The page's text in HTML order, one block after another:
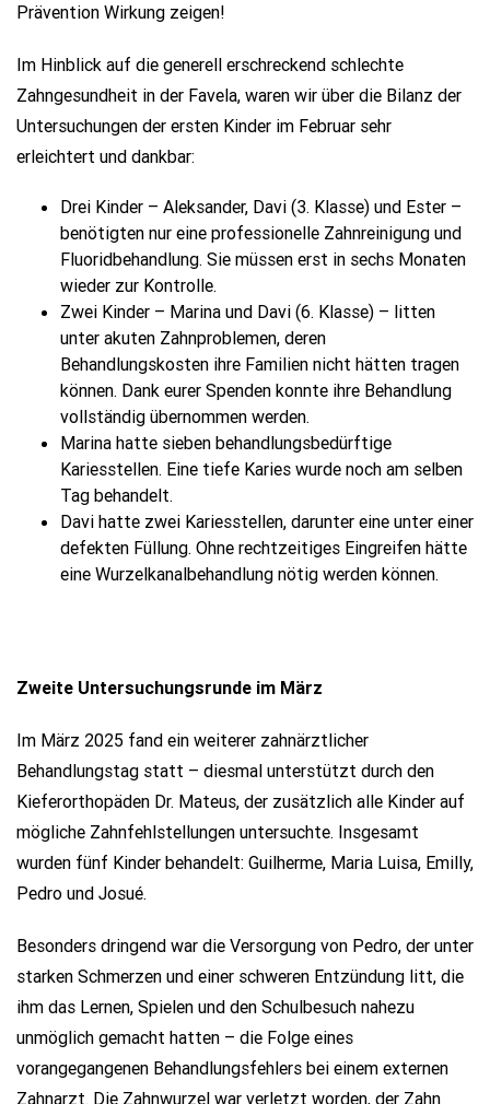
Prävention Wirkung zeigen!
Im Hinblick auf die generell erschreckend schlechte
Zahngesundheit in der Favela, waren wir über die Bilanz der
Untersuchungen der ersten Kinder im Februar sehr
erleichtert und dankbar:
Drei Kinder – Aleksander, Davi (3. Klasse) und Ester –
benötigten nur eine professionelle Zahnreinigung und
Fluoridbehandlung. Sie müssen erst in sechs Monaten
wieder zur Kontrolle.
Zwei Kinder – Marina und Davi (6. Klasse) – litten
unter akuten Zahnproblemen, deren
Behandlungskosten ihre Familien nicht hätten tragen
können. Dank eurer Spenden konnte ihre Behandlung
vollständig übernommen werden.
Marina hatte sieben behandlungsbedürftige
Kariesstellen. Eine tiefe Karies wurde noch am selben
Tag behandelt.
Davi hatte zwei Kariesstellen, darunter eine unter einer
defekten Füllung. Ohne rechtzeitiges Eingreifen hätte
eine Wurzelkanalbehandlung nötig werden können.
Zweite Untersuchungsrunde im März
Im März 2025 fand ein weiterer zahnärztlicher
Behandlungstag statt – diesmal unterstützt durch den
Kieferorthopäden Dr. Mateus, der zusätzlich alle Kinder auf
mögliche Zahnfehlstellungen untersuchte. Insgesamt
wurden fünf Kinder behandelt: Guilherme, Maria Luisa, Emilly,
Pedro und Josué.
Besonders dringend war die Versorgung von Pedro, der unter
starken Schmerzen und einer schweren Entzündung litt, die
ihm das Lernen, Spielen und den Schulbesuch nahezu
unmöglich gemacht hatten – die Folge eines
vorangegangenen Behandlungsfehlers bei einem externen
Zahnarzt. Die Zahnwurzel war verletzt worden, der Zahn